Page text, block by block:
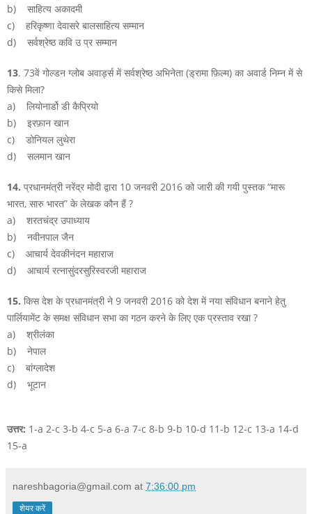
b) साहित्य अकादमी
c) हरिकृष्णा देवासरे बालसाहित्य सम्मान
d) सर्वश्रेष्ठ कवि उ प्र सम्मान
13. 73वें गोल्डन ग्लोब अवार्ड्स में सर्वश्रेष्ठ अभिनेता (ड्रामा फ़िल्म) का अवार्ड निम्न में से
किसे मिला?
a) लियोनार्डो डी कैप्रियो
b) इरफ़ान खान
c) डोनियल लुथेरा
d) सलमान खान
14. प्रधानमंत्री नरेंद्र मोदी द्वारा 10 जनवरी 2016 को जारी की गयी पुस्तक “मारू
भारत, सारु भारत” के लेखक कौन हैं ?
a) शरतचंद्र उपाध्याय
b) नवीनपाल जैन
c) आचार्य देवकीनंदन महाराज
d) आचार्य रत्नासुंदरसुरिस्वरजी महाराज
15. किस देश के प्रधानमंत्री ने 9 जनवरी 2016 को देश में नया संविधान बनाने हेतु
पार्लियामेंट के समक्ष संविधान सभा का गठन करने के लिए एक प्रस्ताव रखा ?
a) श्रीलंका
b) नेपाल
c) बांग्लादेश
d) भूटान
उत्तर: 1-a 2-c 3-b 4-c 5-a 6-a 7-c 8-b 9-b 10-d 11-b 12-c 13-a 14-d
15-a
nareshbagoria@gmail.com at 7:36:00 pm
शेयर करें